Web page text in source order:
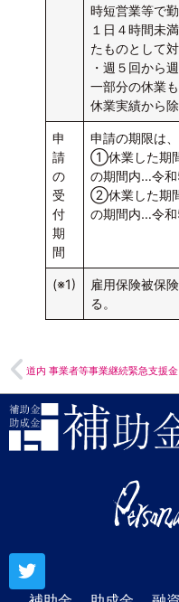
時短営業等で
１日４時間未
たものとして対
・週５回から
一部分の休業
休業実績から除
申
請
の
受
付
期
間
申請の期限は
①休業した期
の期間内…令和
②休業した期
の期間内…令和
(※1)
雇用保険被保
る。